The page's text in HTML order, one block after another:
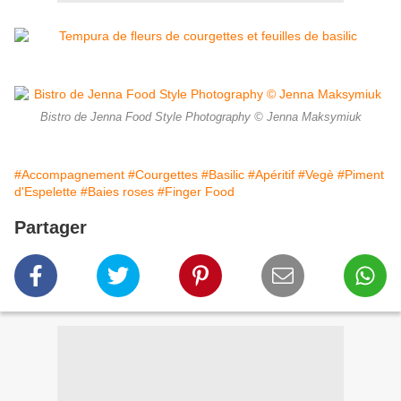
Bistro de Jenna Food Style Photography © Jenna Maksymiuk
#Accompagnement #Courgettes #Basilic #Apéritif #Vegè #Piment
d'Espelette #Baies roses #Finger Food
Partager